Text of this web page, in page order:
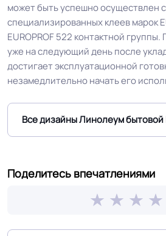
Допуск изменения
рабочего слоя
+-10% мкм
Допуск изменения
линейных размеров
+-10% %
Коэффициент
противоскольжения
R9
10 лет
Длина рулон. 18-43 м
может быть успешно осуществлен
специализированных клеев марок
EUROPROF 522 контактной
уже на следующий день после
достигает эксплуатационной
незамедлительно начать его
Все дизайны Линолеум бытовой
Поделитесь впечатлениями